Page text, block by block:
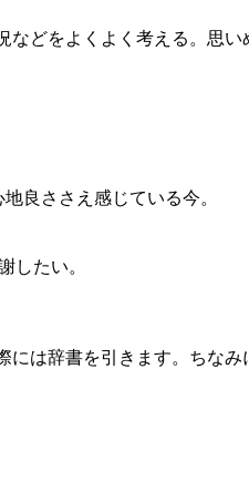
どをよくよく考える。思い
良ささえ感じている今。
したい。
は辞書を引きます。ちな